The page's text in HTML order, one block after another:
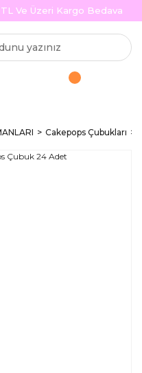
Ve Üzeri Kargo Bedava
Cakepops Çubukları